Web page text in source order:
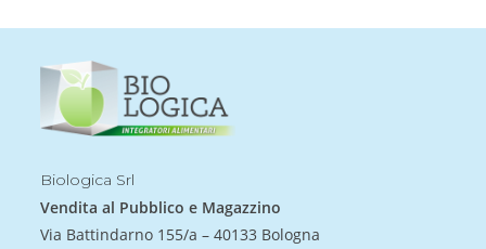
Biologica Srl
Vendita al Pubblico e Magazzino
Via Battindarno 155/a – 40133 Bologna